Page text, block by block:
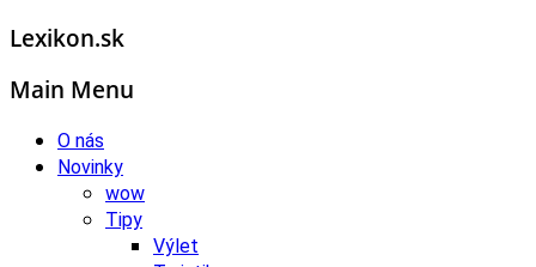
Lexikon.sk
Main Menu
O nás
Novinky
wow
Tipy
Výlet